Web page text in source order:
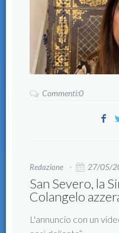
Commenti:0
Redazione 27/05/
San Severo, la
Colangelo
L'annuncio con un